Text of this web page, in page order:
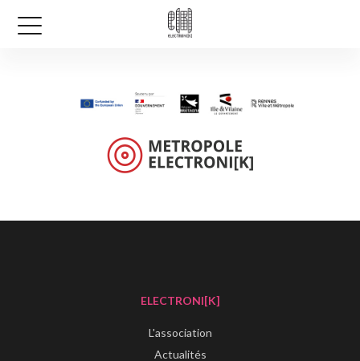
ELECTRONI[K]
L'association
Actualités